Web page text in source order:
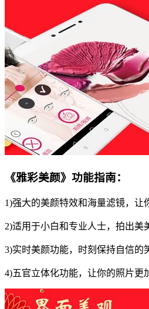
《雅彩美颜》功能指南：
1)强大的美颜特效和海量滤镜，让
2)适用于小白和专业人士，拍出美
3)实时美颜功能，时刻保持自信的
4)五官立体化功能，让你的照片更